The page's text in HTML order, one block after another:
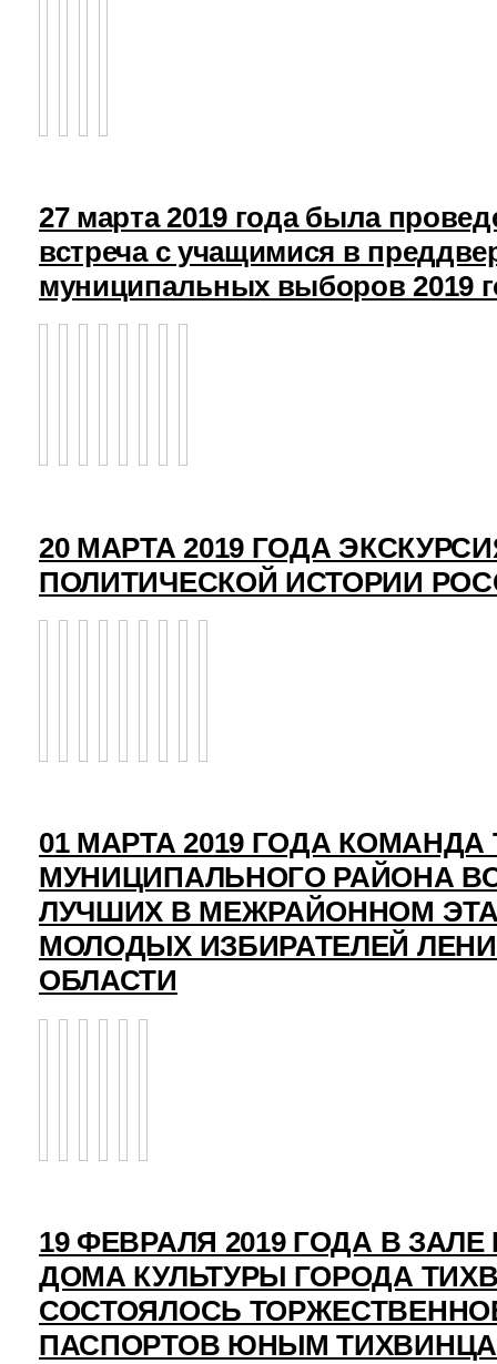
27 марта 2019 года была
встреча с учащимися в
муниципальных выборов 2019
20 МАРТА 2019 ГОДА
ПОЛИТИЧЕСКОЙ ИСТОРИИ
01 МАРТА 2019 ГОДА
МУНИЦИПАЛЬНОГО РАЙОНА
ЛУЧШИХ В МЕЖРАЙОННОМ
МОЛОДЫХ ИЗБИРАТЕЛЕЙ
ОБЛАСТИ
19 ФЕВРАЛЯ 2019 ГОДА В
ДОМА КУЛЬТУРЫ ГОРОДА
СОСТОЯЛОСЬ
ПАСПОРТОВ ЮНЫМ